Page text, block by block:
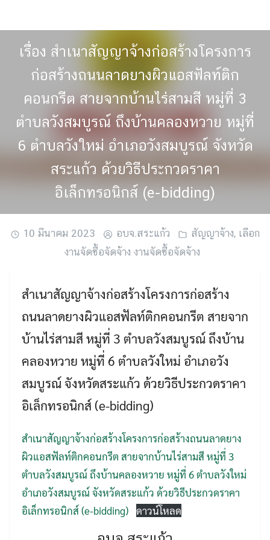
content
for:
เรื่อง สำเนาสัญญาจ้างก่อสร้างโครงการ
ก่อสร้างถนนลาดยางผิวแอสฟัลท์ติก
คอนกรีต สายจากบ้านไร่สามสี หมู่ที่ 3
ตำบลวังสมบูรณ์ ถึงบ้านคลองหวาย หมู่ที่
6 ตำบลวังใหม่ อำเภอวังสมบูรณ์ จังหวัด
สระแก้ว ด้วยวิธีประกวดราคา
อิเล็กทรอนิกส์ (e-bidding)
10 มีนาคม 2023 อบจ.สระแก้ว สัญญาจ้าง, เลือก
งานจัดซื้อจัดจ้าง งานจัดซื้อจัดจ้าง
สำเนาสัญญาจ้างก่อสร้างโครงการก่อสร้าง
ถนนลาดยางผิวแอสฟัลท์ติกคอนกรีต สายจาก
บ้านไร่สามสี หมู่ที่ 3 ตำบลวังสมบูรณ์ ถึงบ้าน
คลองหวาย หมู่ที่ 6 ตำบลวังใหม่ อำเภอวัง
สมบูรณ์ จังหวัดสระแก้ว ด้วยวิธีประกวดราคา
อิเล็กทรอนิกส์ (e-bidding)
สำเนาสัญญาจ้างก่อสร้างโครงการก่อสร้างถนนลาดยาง
ผิวแอสฟัลท์ติกคอนกรีต สายจากบ้านไร่สามสี หมู่ที่ 3
ตำบลวังสมบูรณ์ ถึงบ้านคลองหวาย หมู่ที่ 6 ตำบลวังใหม่
อำเภอวังสมบูรณ์ จังหวัดสระแก้ว ด้วยวิธีประกวดราคา
อิเล็กทรอนิกส์ (e-bidding) ดาวน์โหลด